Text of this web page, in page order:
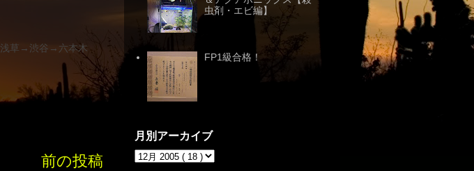
浅草→渋谷→六本木
前の投稿
虫剤・エビ編】
FP1級合格！
月別アーカイブ